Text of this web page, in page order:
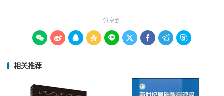
分享到
        
相关推荐